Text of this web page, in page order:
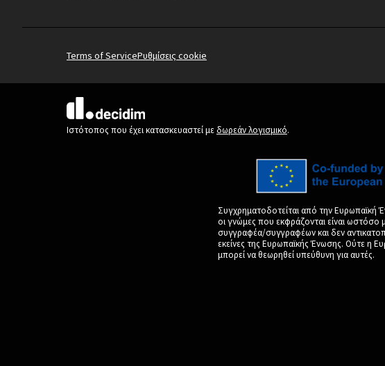
Terms of ServiceΡυθμίσεις cookie
(Εξωτερική σύνδεση)
Ιστότοπος που έχει κατασκευαστεί με δωρεάν λογισμικό.
Συγχρηματοδοτείται από την Ευρωπαϊκή
οι γνώμες που εκφράζονται είναι
συγγραφέα/συγγραφέων και δεν
εκείνες της Ευρωπαϊκής Ένωσης. Ούτε η
μπορεί να θεωρηθεί υπεύθυνη για αυτές.